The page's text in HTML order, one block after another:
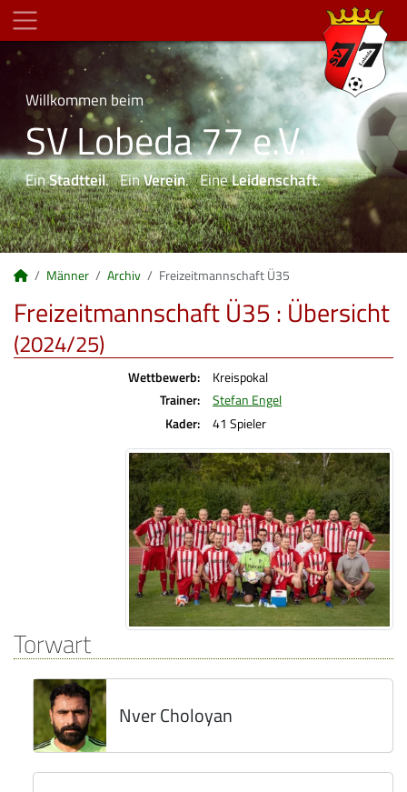
Willkommen beim
SV Lobeda 77 e.V.
EinStadtteil. EinVerein. EineLeidenschaft.
Männer Archiv Freizeitmannschaft Ü35
Freizeitmannschaft Ü35 : Übersicht
(2024/25)
Wettbewerb:
Kreispokal
Trainer:
Stefan Engel
Kader:
41 Spieler
Torwart
Nver Choloyan